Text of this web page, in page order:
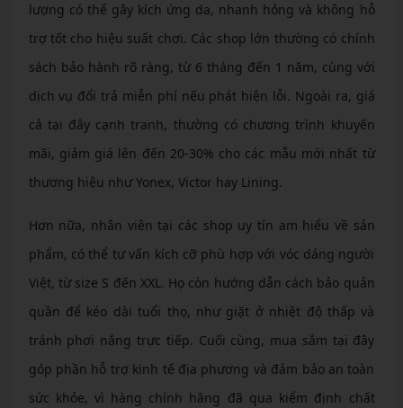
lượng có thể gây kích ứng da, nhanh hỏng và không hỗ
trợ tốt cho hiệu suất chơi. Các shop lớn thường có chính
sách bảo hành rõ ràng, từ 6 tháng đến 1 năm, cùng với
dịch vụ đổi trả miễn phí nếu phát hiện lỗi. Ngoài ra, giá
cả tại đây cạnh tranh, thường có chương trình khuyến
mãi, giảm giá lên đến 20-30% cho các mẫu mới nhất từ
thương hiệu như Yonex, Victor hay Lining.
Hơn nữa, nhân viên tại các shop uy tín am hiểu về sản
phẩm, có thể tư vấn kích cỡ phù hợp với vóc dáng người
Việt, từ size S đến XXL. Họ còn hướng dẫn cách bảo quản
quần để kéo dài tuổi thọ, như giặt ở nhiệt độ thấp và
tránh phơi nắng trực tiếp. Cuối cùng, mua sắm tại đây
góp phần hỗ trợ kinh tế địa phương và đảm bảo an toàn
sức khỏe, vì hàng chính hãng đã qua kiểm định chất